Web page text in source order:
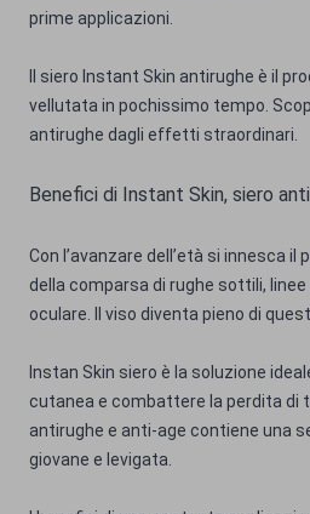
prime applicazioni.
Il siero Instant Skin antirughe è il
vellutata in pochissimo tempo.
antirughe dagli effetti straordinari.
Benefici di Instant Skin, siero
Con l’avanzare dell’età si innesca
della comparsa di rughe sottili,
oculare. Il viso diventa pieno di
Instan Skin siero è la soluzione
cutanea e combattere la perdita di
antirughe e anti-age contiene una
giovane e levigata.